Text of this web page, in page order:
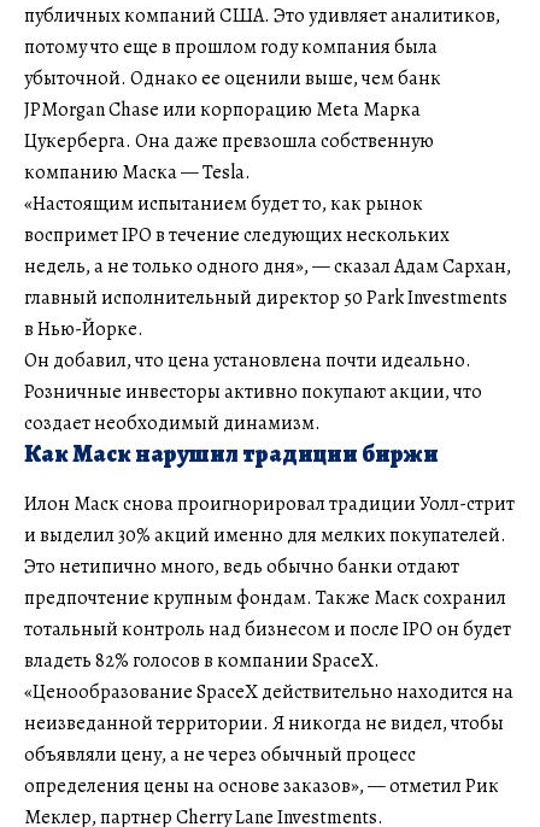
публичных компаний США. Это удивляет аналитиков,
потому что еще в прошлом году компания была
убыточной. Однако ее оценили выше, чем банк
JPMorgan Chase или корпорацию Meta Марка
Цукерберга. Она даже превзошла собственную
компанию Маска — Tesla.
«Настоящим испытанием будет то, как рынок
воспримет IPO в течение следующих нескольких
недель, а не только одного дня», — сказал Адам Сархан,
главный исполнительный директор 50 Park Investments
в Нью-Йорке.
Он добавил, что цена установлена почти идеально.
Розничные инвесторы активно покупают акции, что
создает необходимый динамизм.
Как Маск нарушил традиции биржи
Илон Маск снова проигнорировал традиции Уолл-стрит
и выделил 30% акций именно для мелких покупателей.
Это нетипично много, ведь обычно банки отдают
предпочтение крупным фондам. Также Маск сохранил
тотальный контроль над бизнесом и после IPO он будет
владеть 82% голосов в компании SpaceX.
«Ценообразование SpaceX действительно находится на
неизведанной территории. Я никогда не видел, чтобы
объявляли цену, а не через обычный процесс
определения цены на основе заказов», — отметил Рик
Меклер, партнер Cherry Lane Investments.